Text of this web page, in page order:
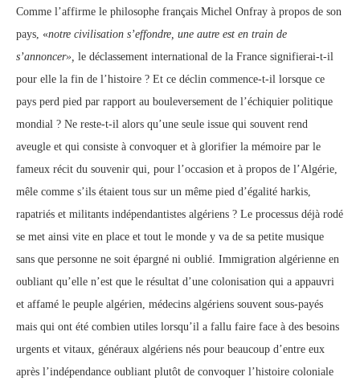
Comme l’affirme le philosophe français Michel Onfray à propos de son
pays, «notre civilisation s’effondre, une autre est en train de
s’annoncer», le déclassement international de la France signifierai-t-il
pour elle la fin de l’histoire ? Et ce déclin commence-t-il lorsque ce
pays perd pied par rapport au bouleversement de l’échiquier politique
mondial ? Ne reste-t-il alors qu’une seule issue qui souvent rend
aveugle et qui consiste à convoquer et à glorifier la mémoire par le
fameux récit du souvenir qui, pour l’occasion et à propos de l’Algérie,
mêle comme s’ils étaient tous sur un même pied d’égalité harkis,
rapatriés et militants indépendantistes algériens ? Le processus déjà rodé
se met ainsi vite en place et tout le monde y va de sa petite musique
sans que personne ne soit épargné ni oublié. Immigration algérienne en
oubliant qu’elle n’est que le résultat d’une colonisation qui a appauvri
et affamé le peuple algérien, médecins algériens souvent sous-payés
mais qui ont été combien utiles lorsqu’il a fallu faire face à des besoins
urgents et vitaux, généraux algériens nés pour beaucoup d’entre eux
après l’indépendance oubliant plutôt de convoquer l’histoire coloniale